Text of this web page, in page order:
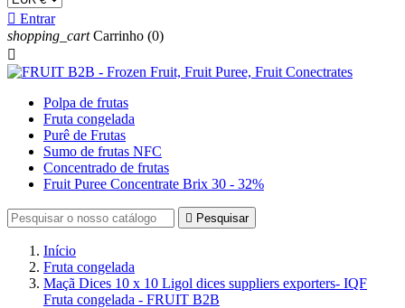
 Entrar
shopping_cart Carrinho (0)

Polpa de frutas
Fruta congelada
Purê de Frutas
Sumo de frutas NFC
Concentrado de frutas
Fruit Puree Concentrate Brix 30 - 32%
 Pesquisar
Início
Fruta congelada
Maçã Dices 10 x 10 Ligol dices suppliers exporters- IQF
Fruta congelada - FRUIT B2B